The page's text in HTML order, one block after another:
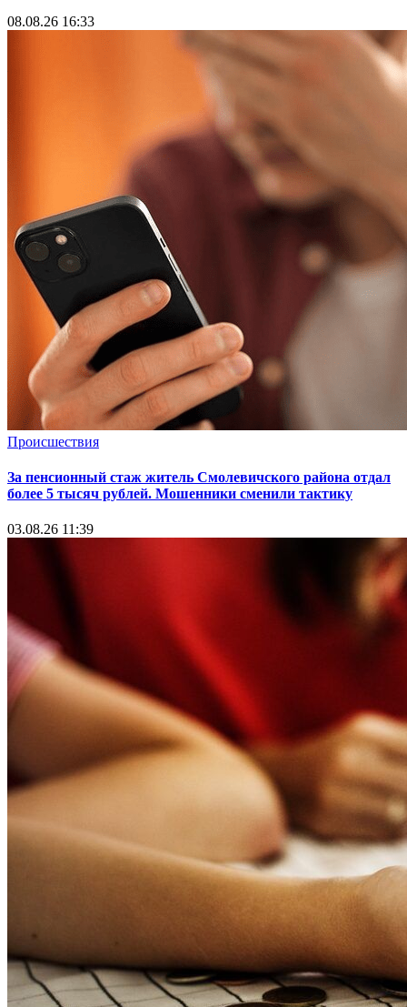
08.08.26 16:33
Происшествия
За пенсионный стаж житель Смолевичского района отдал
более 5 тысяч рублей. Мошенники сменили тактику
03.08.26 11:39